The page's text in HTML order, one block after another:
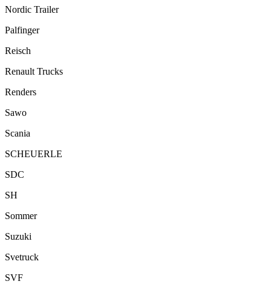
Nordic Trailer
Palfinger
Reisch
Renault Trucks
Renders
Sawo
Scania
SCHEUERLE
SDC
SH
Sommer
Suzuki
Svetruck
SVF